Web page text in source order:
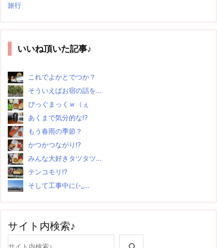
旅行
いいね頂いた記事♪
これでよかとでつか？
そういえばお宿の話を...
ぴっぐまっくｗ（ぇ
あくまで気分的な!?
もう春雨の季節？
かつかつながり!?
みんな大好きタツタツ...
テンコモリ!?
そして工事中に(-_...
サイト内検索♪